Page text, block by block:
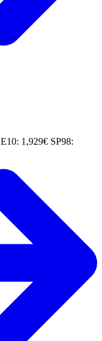
E10: 1,929€ SP98: